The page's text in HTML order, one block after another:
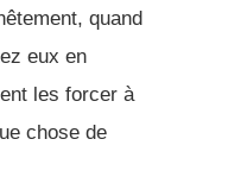
quand
eux en
les forcer à
chose de